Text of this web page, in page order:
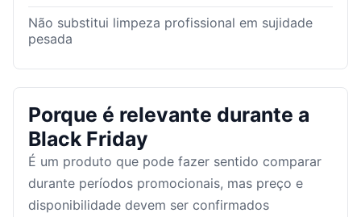
Não substitui limpeza profissional em sujidade
pesada
Porque é relevante durante a
Black Friday
É um produto que pode fazer sentido comparar
durante períodos promocionais, mas preço e
disponibilidade devem ser confirmados